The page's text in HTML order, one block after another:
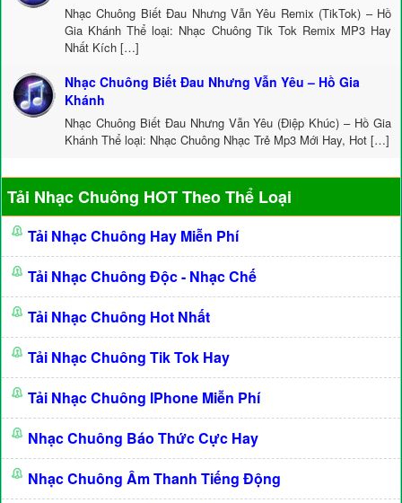
Nhạc Chuông Biết Đau Nhưng Vẫn Yêu Remix (TikTok) – Hồ
Gia Khánh Thể loại: Nhạc Chuông Tik Tok Remix MP3 Hay
Nhất Kích […]
Nhạc Chuông Biết Đau Nhưng Vẫn Yêu – Hồ Gia
Khánh
Nhạc Chuông Biết Đau Nhưng Vẫn Yêu (Điệp Khúc) – Hồ Gia
Khánh Thể loại: Nhạc Chuông Nhạc Trẻ Mp3 Mới Hay, Hot […]
Tải Nhạc Chuông HOT Theo Thể Loại
Tải Nhạc Chuông Hay Miễn Phí
Tải Nhạc Chuông Độc - Nhạc Chế
Tải Nhạc Chuông Hot Nhất
Tải Nhạc Chuông Tik Tok Hay
Tải Nhạc Chuông IPhone Miễn Phí
Nhạc Chuông Báo Thức Cực Hay
Nhạc Chuông Âm Thanh Tiếng Động